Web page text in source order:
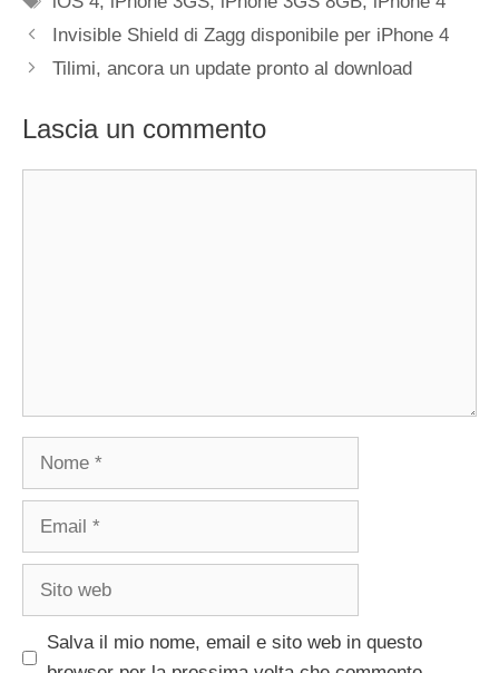
Invisible Shield di Zagg disponibile per iPhone 4
Tilimi, ancora un update pronto al download
Lascia un commento
Nome
Email
Sito
Salva il mio nome, email e sito web in questo